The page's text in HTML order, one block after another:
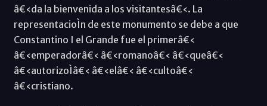
â€‹da la bienvenida a los visitantesâ€‹. La
representacioÌn de este monumento se debe a que
Constantino I el Grande fue el primerâ€‹
â€‹emperadorâ€‹ â€‹romanoâ€‹ â€‹queâ€‹
â€‹autorizoÌâ€‹ â€‹elâ€‹ â€‹cultoâ€‹
â€‹cristiano.